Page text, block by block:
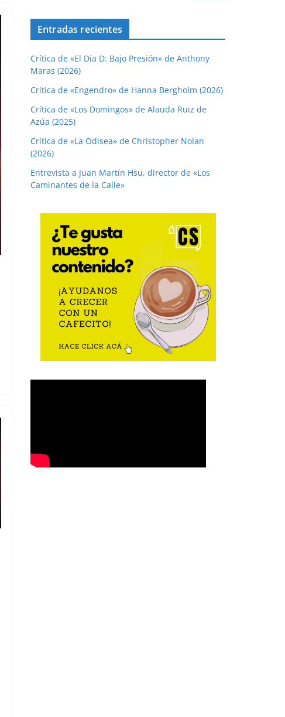
Entradas recientes
Crítica de «El Día D: Bajo Presión» de Anthony
Maras (2026)
Crítica de «Engendro» de Hanna Bergholm (2026)
Crítica de «Los Domingos» de Alauda Ruiz de
Azúa (2025)
Crítica de «La Odisea» de Christopher Nolan
(2026)
Entrevista a Juan Martín Hsu, director de «Los
Caminantes de la Calle»